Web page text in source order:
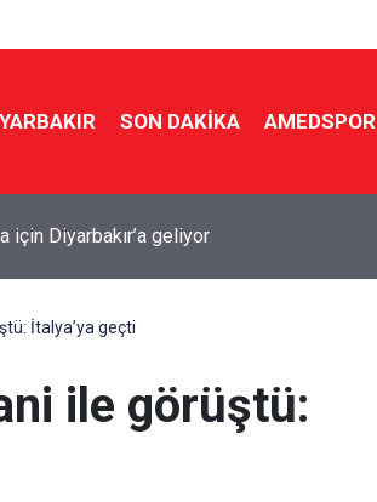
SON DAKIKA AMEDSPOR
2 yaşındaki çocuk Diyarbakır'a sevk edildi
İtalya’ya geçti
ile görüştü: